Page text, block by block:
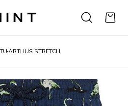
ARTHUS STRETCH